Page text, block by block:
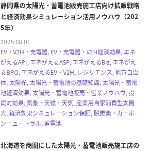
静岡県の太陽光・蓄電池販売施工店向け拡販戦略
と経済効果シミュレーション活用ノウハウ（202
5年）
2025.08.01
EV・V2H・充電器, EV・充電器・V2H経済効果, エネ
がえるAPI, エネがえるASP, エネがえるBiz, エネがえ
るBPO, エネがえるEV・V2H, レジリエンス, 地方自治
体, 太陽光, 太陽光・蓄電池の基礎知識, 太陽光・蓄電
池経済効果, 太陽光・蓄電池販売・営業ノウハウ, 投
資対効果, 気象・天候・天気, 産業用自家消費型太陽
光, 経済効果シミュレーション保証, 脱炭素・カーボ
ンニュートラル, 蓄電池
北海道を商圏にした太陽光・蓄電池販売施工店の